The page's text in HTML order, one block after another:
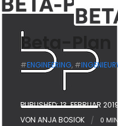
Beta-Plan
#ENGINEERING, #
PUBLISHED: 13. FEBRUAR 2019
VON ANJA BOSIOK / 0